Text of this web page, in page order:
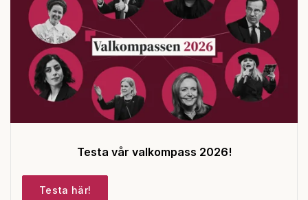
Testa vår valkompass 2026!
Testa här!